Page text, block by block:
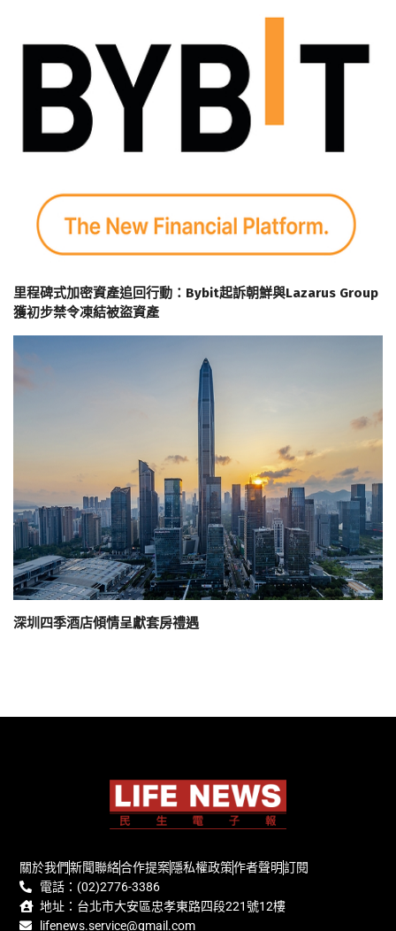
里程碑式加密資產追回行動：Bybit起訴朝鮮與Lazarus Group
獲初步禁令凍結被盜資產
深圳四季酒店傾情呈獻套房禮遇
關於我們新聞聯絡合作提案隱私權政策作者聲明訂閱
電話：(02)2776-3386
地址：台北市大安區忠孝東路四段221號12樓
lifenews.service@gmail.com